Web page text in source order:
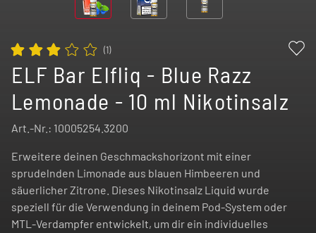
(1)
ELF Bar Elfliq - Blue Razz
Lemonade - 10 ml Nikotinsalz
Art.-Nr.: 10005254.3200
Erweitere deinen Geschmackshorizont mit einer
sprudelnden Limonade aus blauen Himbeeren und
säuerlicher Zitrone. Dieses Nikotinsalz Liquid wurde
speziell für die Verwendung in deinem Pod-System oder
MTL-Verdampfer entwickelt, um dir ein individuelles